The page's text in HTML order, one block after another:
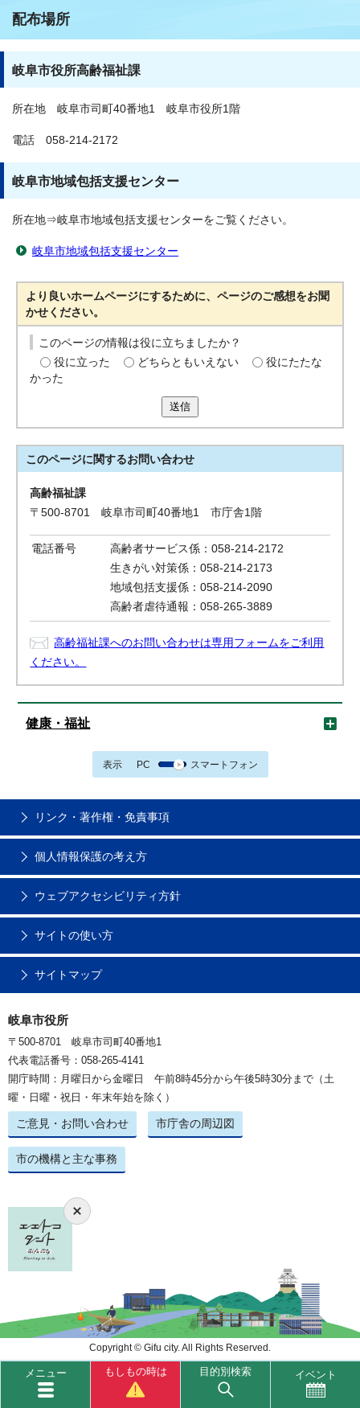
配布場所
岐阜市役所高齢福祉課
所在地 岐阜市司町40番地1 岐阜市役所1階
電話 058-214-2172
岐阜市地域包括支援センター
所在地⇒岐阜市地域包括支援センターをご覧ください。
岐阜市地域包括支援センター
より良いホームページにするために、ページのご感想をお聞
かせください。
このページの情報は役に立ちましたか？
役に立った
どちらともいえない
役にたたな
かった
送信
このページに関するお問い合わせ
高齢福祉課
〒500-8701 岐阜市司町40番地1 市庁舎1階
電話番号
高齢者サービス係：058-214-2172
生きがい対策係：058-214-2173
地域包括支援係：058-214-2090
高齢者虐待通報：058-265-3889
高齢福祉課へのお問い合わせは専用フォームをご利用
ください。
健康・福祉
表示 PC スマートフォン
メニュー もしもの時は 目的別検索 イベント
リンク・著作権・免責事項
個人情報保護の考え方
ウェブアクセシビリティ方針
サイトの使い方
サイトマップ
岐阜市役所
〒500-8701 岐阜市司町40番地1
代表電話番号：058-265-4141
開庁時間：月曜日から金曜日 午前8時45分から午後5時30分まで（土
曜・日曜・祝日・年末年始を除く）
ご意見・お問い合わせ 市庁舎の周辺図
市の機構と主な事務
Copyright © Gifu city. All Rights Reserved.